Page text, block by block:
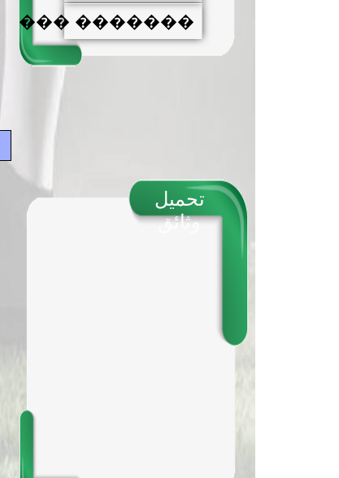
تحميل
وثائق
������� ���